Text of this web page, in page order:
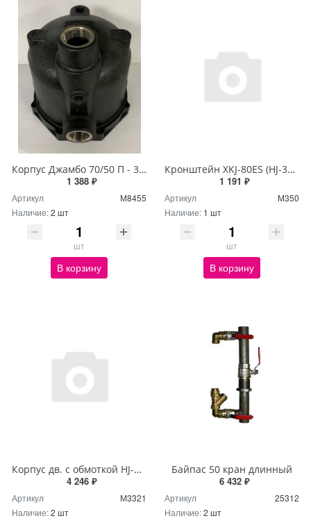
Корпус Джамбо 70/50 П - 3/8"х2+1/4" (КОМФОРТ)
1 388 ₽
Артикул
М8455
Наличие:2 шт
шт
В корзину
Кронштейн XKJ-80ES (HJ-370W) RAL 5012
1 191 ₽
Артикул
М350
Наличие: 1 шт
шт
В корзину
Корпус дв. с обмоткой HJ-750W RAL 5012
4 246 ₽
Артикул
М3321
Наличие:2 шт
Байпас 50 кран длинный
6 432 ₽
Артикул
25312
Наличие:2 шт